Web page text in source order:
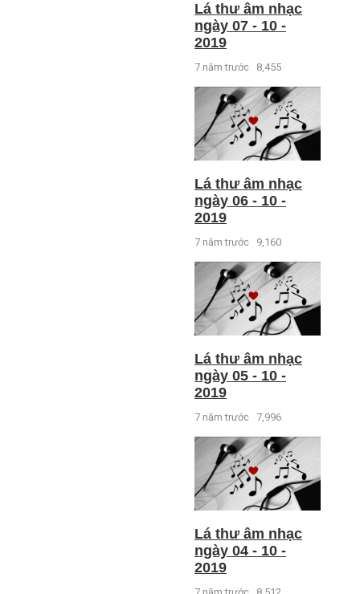
Lá thư âm nhạc
ngày 07 - 10 -
2019
7 năm trước 8,455
Lá thư âm nhạc
ngày 06 - 10 -
2019
7 năm trước 9,160
Lá thư âm nhạc
ngày 05 - 10 -
2019
7 năm trước 7,996
Lá thư âm nhạc
ngày 04 - 10 -
2019